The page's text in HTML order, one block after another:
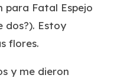
para Fatal Espejo
dos?). Estoy
flores.
y me dieron